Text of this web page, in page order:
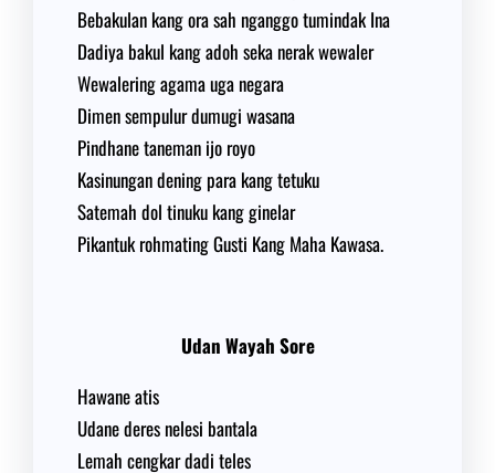
Bebakulan kang ora sah nganggo tumindak Ina
Dadiya bakul kang adoh seka nerak wewaler
Wewalering agama uga negara
Dimen sempulur dumugi wasana
Pindhane taneman ijo royo
Kasinungan dening para kang tetuku
Satemah dol tinuku kang ginelar
Pikantuk rohmating Gusti Kang Maha Kawasa.
Udan Wayah Sore
Hawane atis
Udane deres nelesi bantala
Lemah cengkar dadi teles